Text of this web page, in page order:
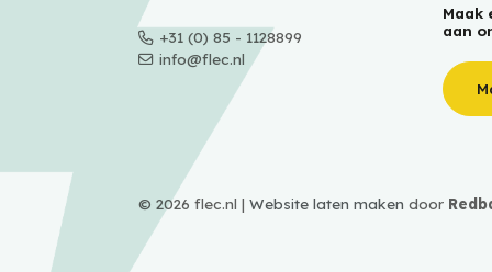
+31 (0) 85 - 1128899
info@flec.nl
Maak
aan
© 2026 flec.nl | Website laten maken door